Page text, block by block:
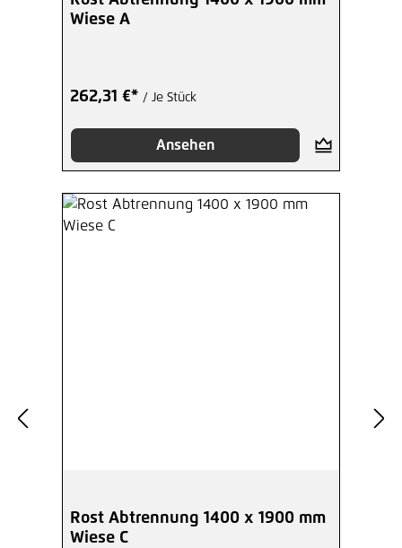
Wiese A
262,31 €* / Je Stück
Ansehen
Rost Abtrennung 1400 x 1900 mm
Wiese C